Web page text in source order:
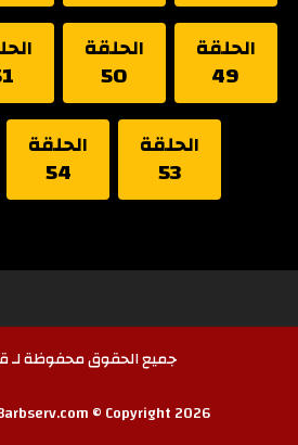
الحلقة
49
الحلقة
50
الحلقة
53
الحلقة
54
جميع الحقوق محفوظة
© Copyright 2026